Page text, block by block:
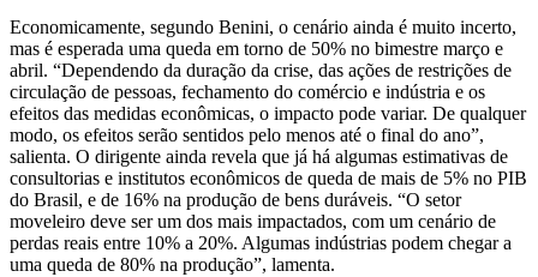
Economicamente, segundo Benini, o cenário ainda é muito incerto,
mas é esperada uma queda em torno de 50% no bimestre março e
abril. “Dependendo da duração da crise, das ações de restrições de
circulação de pessoas, fechamento do comércio e indústria e os
efeitos das medidas econômicas, o impacto pode variar. De qualquer
modo, os efeitos serão sentidos pelo menos até o final do ano”,
salienta. O dirigente ainda revela que já há algumas estimativas de
consultorias e institutos econômicos de queda de mais de 5% no PIB
do Brasil, e de 16% na produção de bens duráveis. “O setor
moveleiro deve ser um dos mais impactados, com um cenário de
perdas reais entre 10% a 20%. Algumas indústrias podem chegar a
uma queda de 80% na produção”, lamenta.